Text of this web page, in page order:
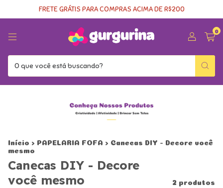
FRETE GRÁTIS PARA COMPRAS ACIMA DE R$200
0
Início > PAPELARIA FOFA >
Canecas DIY - Decore você
mesmo
Canecas DIY - Decore
você mesmo
2 produtos